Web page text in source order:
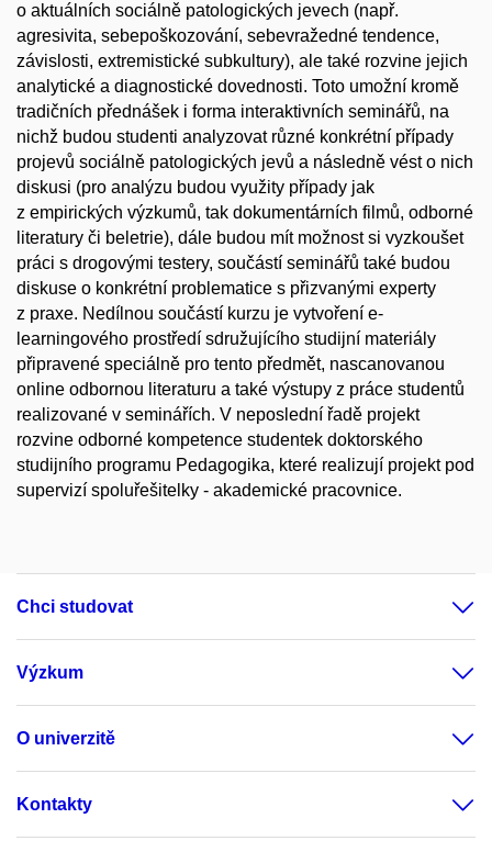
o aktuálních sociálně patologických jevech (např.
agresivita, sebepoškozování, sebevražedné tendence,
závislosti, extremistické subkultury), ale také rozvine jejich
analytické a diagnostické dovednosti. Toto umožní kromě
tradičních přednášek i forma interaktivních seminářů, na
nichž budou studenti analyzovat různé konkrétní případy
projevů sociálně patologických jevů a následně vést o nich
diskusi (pro analýzu budou využity případy jak
z empirických výzkumů, tak dokumentárních filmů, odborné
literatury či beletrie), dále budou mít možnost si vyzkoušet
práci s drogovými testery, součástí seminářů také budou
diskuse o konkrétní problematice s přizvanými experty
z praxe. Nedílnou součástí kurzu je vytvoření e-
learningového prostředí sdružujícího studijní materiály
připravené speciálně pro tento předmět, nascanovanou
online odbornou literaturu a také výstupy z práce studentů
realizované v seminářích. V neposlední řadě projekt
rozvine odborné kompetence studentek doktorského
studijního programu Pedagogika, které realizují projekt pod
supervizí spoluřešitelky - akademické pracovnice.
Chci studovat
Výzkum
O univerzitě
Kontakty